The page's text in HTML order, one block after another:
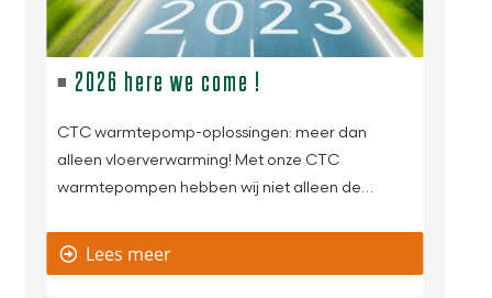
2026 here we come !
CTC warmtepomp-oplossingen: meer dan
alleen vloerverwarming! Met onze CTC
warmtepompen hebben wij niet alleen de…
Lees meer